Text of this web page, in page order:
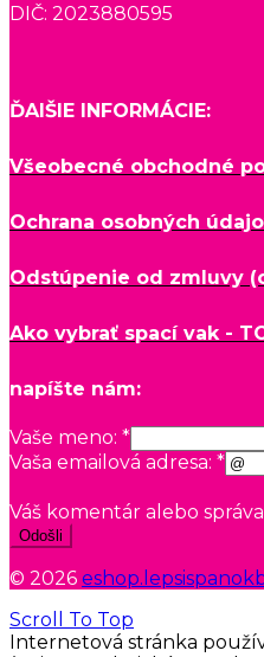
DIČ: 2023880595
ĎAlŠIE INFORMÁCIE:
Všeobecné obchodné
Ochrana osobných
Odstúpenie od zmluvy
Ako vybrať spací vak -
napíšte nám:
Vaše meno: *
Vaša emailová adresa: *
Váš komentár alebo
Odošli
© 2026
Scroll To Top
Internetová stránka